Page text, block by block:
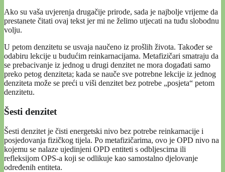
Ako su vaša uvjerenja drugačije prirode, sada je najbolje vrijeme da
prestanete čitati ovaj tekst jer mi ne želimo utjecati na tuđu slobodnu
volju.
U petom denzitetu se usvaja naučeno iz prošlih života. Također se
odabiru lekcije u budućim reinkarnacijama. Metafizičari smatraju da
se prebacivanje iz jednog u drugi denzitet ne mora događati samo
preko petog denziteta; kada se nauče sve potrebne lekcije iz jednog
denziteta može se preći u viši denzitet bez potrebe „posjeta“ petom
denzitetu.
Šesti denzitet
Šesti denzitet je čisti energetski nivo bez potrebe reinkarnacije i
posjedovanja fizičkog tijela. Po metafizičarima, ovo je OPD nivo na
kojemu se nalaze ujedinjeni OPD entiteti s odbljescima ili
refleksijom OPS-a koji se odlikuje kao samostalno djelovanje
određenih entiteta.